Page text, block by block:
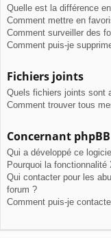
Quelle est la différence
Comment mettre en
Comment surveiller des
Comment puis-je
Fichiers joints
Quels fichiers joints sont
Comment trouver tous
Concernant phpBB
Qui a développé ce
Pourquoi la fonctionnalité
Qui contacter pour les
forum ?
Comment puis-je